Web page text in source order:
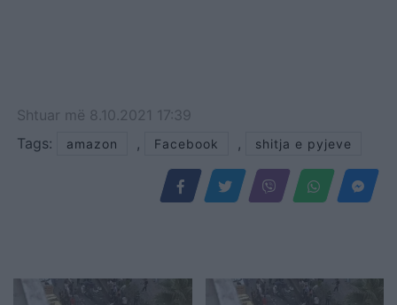
Shtuar më 8.10.2021 17:39
Tags:
amazon , Facebook , shitja e pyjeve